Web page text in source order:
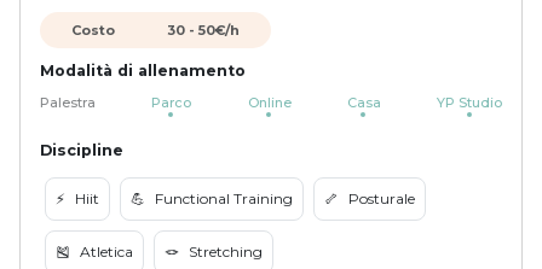
Costo 30- 50€/h
Modalità di allenamento
Palestra Parco Online Casa YP Studio
Discipline
⚡️ Hiit 💪 Functional Training 🦴 Posturale
🎽 Atletica 🪢 Stretching